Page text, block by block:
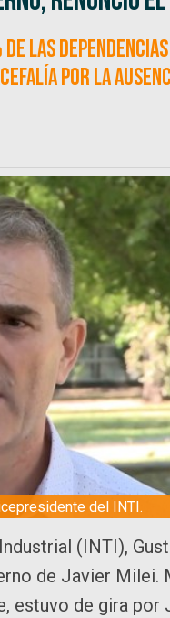
las
por la
del INTI.
(INTI),
de Javier Milei.
estuvo de gira por